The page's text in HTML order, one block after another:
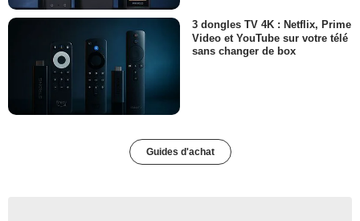
3 dongles TV 4K : Netflix, Prime
Video et YouTube sur votre télé
sans changer de box
Guides d'achat